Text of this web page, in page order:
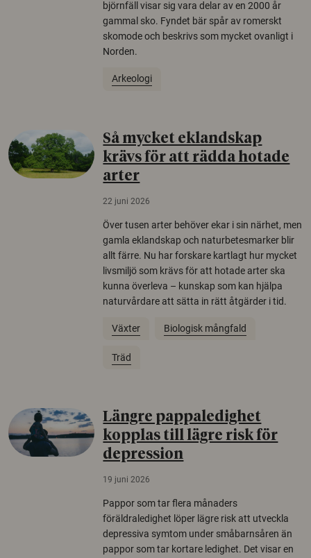
björnfäll visar sig vara delar av en 2000 år
gammal sko. Fyndet bär spår av romerskt
skomode och beskrivs som mycket ovanligt i
Norden.
Arkeologi
Så mycket eklandskap
krävs för att rädda hotade
arter
22 juni 2026
Över tusen arter behöver ekar i sin närhet, men
gamla eklandskap och naturbetesmarker blir
allt färre. Nu har forskare kartlagt hur mycket
livsmiljö som krävs för att hotade arter ska
kunna överleva – kunskap som kan hjälpa
naturvårdare att sätta in rätt åtgärder i tid.
Växter Biologisk mångfald
Träd
Längre pappaledighet
kopplas till lägre risk för
depression
19 juni 2026
Pappor som tar flera månaders
föräldraledighet löper lägre risk att utveckla
depressiva symtom under småbarnsåren än
pappor som tar kortare ledighet. Det visar en